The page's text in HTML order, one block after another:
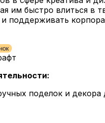
им быстро влиться в
и поддерживать
поделок и декора